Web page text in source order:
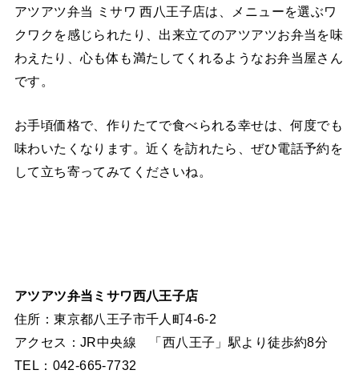
アツアツ弁当 ミサワ 西八王子店は、メニューを選ぶワ
クワクを感じられたり、出来立てのアツアツお弁当を味
わえたり、心も体も満たしてくれるようなお弁当屋さん
です。
お手頃価格で、作りたてで食べられる幸せは、何度でも
味わいたくなります。近くを訪れたら、ぜひ電話予約を
して立ち寄ってみてくださいね。
アツアツ弁当ミサワ西八王子店
住所：東京都八王子市千人町4-6-2
アクセス：JR中央線 「西八王子」駅より徒歩約8分
TEL：042-665-7732